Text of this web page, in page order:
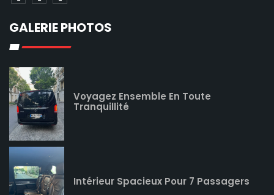
GALERIE PHOTOS
Voyagez Ensemble En Toute
Tranquillité
Intérieur Spacieux Pour 7 Passagers